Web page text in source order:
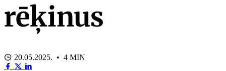
rēķinus
20.05.2025. • 4 MIN